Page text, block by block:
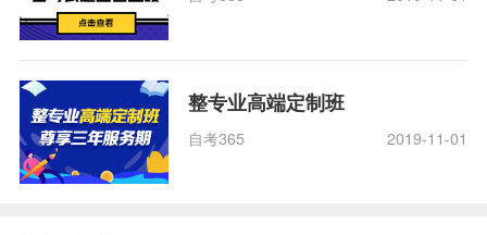
整专业高端定制班
自考365 2019-11-01